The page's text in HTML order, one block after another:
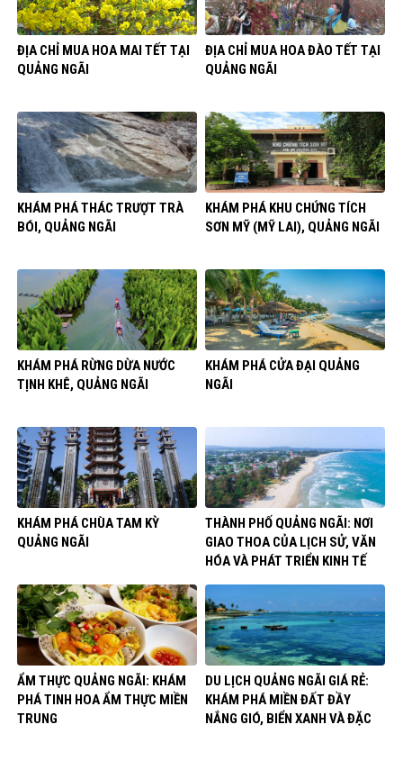
ĐỊA CHỈ MUA HOA MAI TẾT TẠI
QUẢNG NGÃI
ĐỊA CHỈ MUA HOA ĐÀO TẾT TẠI
QUẢNG NGÃI
KHÁM PHÁ THÁC TRƯỢT TRÀ
BÓI, QUẢNG NGÃI
KHÁM PHÁ KHU CHỨNG TÍCH
SƠN MỸ (MỸ LAI), QUẢNG NGÃI
KHÁM PHÁ RỪNG DỪA NƯỚC
TỊNH KHÊ, QUẢNG NGÃI
KHÁM PHÁ CỬA ĐẠI QUẢNG
NGÃI
KHÁM PHÁ CHÙA TAM KỲ
QUẢNG NGÃI
THÀNH PHỐ QUẢNG NGÃI: NƠI
GIAO THOA CỦA LỊCH SỬ, VĂN
HÓA VÀ PHÁT TRIỂN KINH TẾ
ẨM THỰC QUẢNG NGÃI: KHÁM
PHÁ TINH HOA ẨM THỰC MIỀN
TRUNG
DU LỊCH QUẢNG NGÃI GIÁ RẺ:
KHÁM PHÁ MIỀN ĐẤT ĐẦY
NẮNG GIÓ, BIỂN XANH VÀ ĐẶC